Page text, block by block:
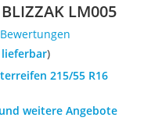
LM005
lieferbar)
215/55 R16
weitere Angebote